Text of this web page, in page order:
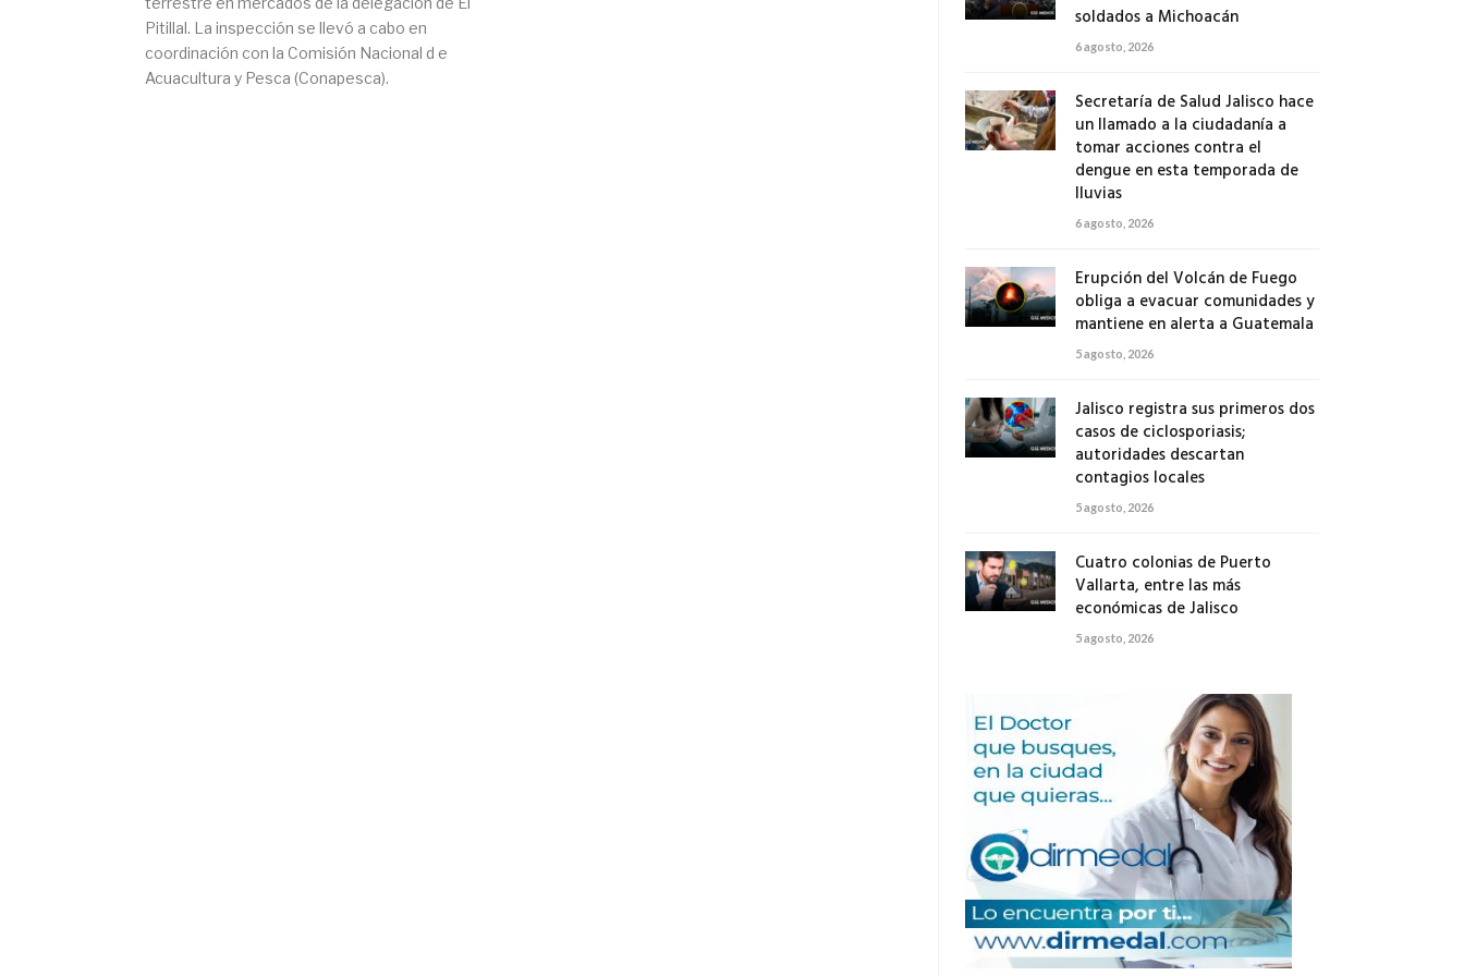
Pitillal. La inspección se llevó a cabo en
coordinación con la Comisión Nacional d e
Acuacultura y Pesca (Conapesca).
soldados a Michoacán
6 agosto, 2026
Secretaría de Salud Jalisco hace
un llamado a la ciudadanía a
tomar acciones contra el
dengue en esta temporada de
lluvias
6 agosto, 2026
Erupción del Volcán de Fuego
obliga a evacuar comunidades y
mantiene en alerta a Guatemala
5 agosto, 2026
Jalisco registra sus primeros dos
casos de ciclosporiasis;
autoridades descartan
contagios locales
5 agosto, 2026
Cuatro colonias de Puerto
Vallarta, entre las más
económicas de Jalisco
5 agosto, 2026